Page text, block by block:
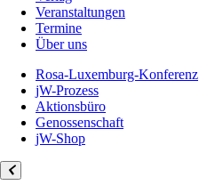
Veranstaltungen
Termine
Über uns
Rosa-Luxemburg-Konferenz
jW-Prozess
Aktionsbüro
Genossenschaft
jW-Shop